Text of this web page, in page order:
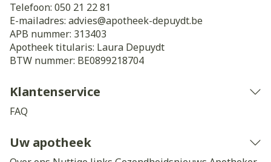
Telefoon: 050 21 22 81
E-mailadres: advies@apotheek-depuydt.be
APB nummer: 313403
Apotheek titularis: Laura Depuydt
BTW nummer: BE0899218704
Klantenservice
FAQ
Uw apotheek